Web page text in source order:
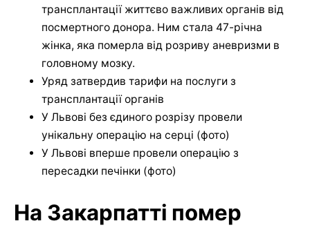
трансплантації життєво важливих органів від
посмертного донора. Ним стала 47-річна
жінка, яка померла від розриву аневризми в
головному мозку.
Уряд затвердив тарифи на послуги з
трансплантації органів
У Львові без єдиного розрізу провели
унікальну операцію на серці (фото)
У Львові вперше провели операцію з
пересадки печінки (фото)
На Закарпатті помер